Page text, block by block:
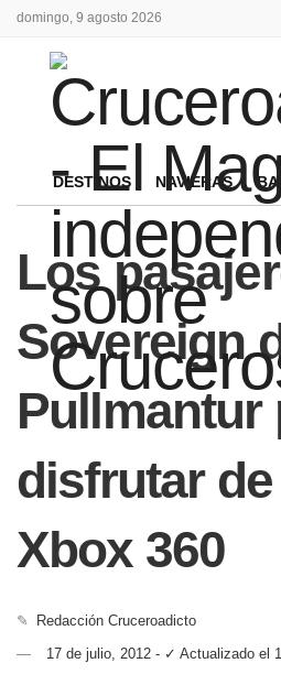
domingo, 9 agosto 2026
DESTINOS NAVIERAS
Los
Sovereign
Pullmantur
disfrutar
Xbox 360
✎
Redacción Cruceroadicto
17 de julio, 2012 - ✓ Actualizado el